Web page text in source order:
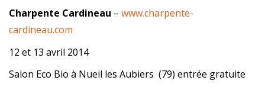
Charpente Cardineau – www.charpente-
cardineau.com
12 et 13 avril 2014
Salon Eco Bio à Nueil les Aubiers (79) entrée gratuite